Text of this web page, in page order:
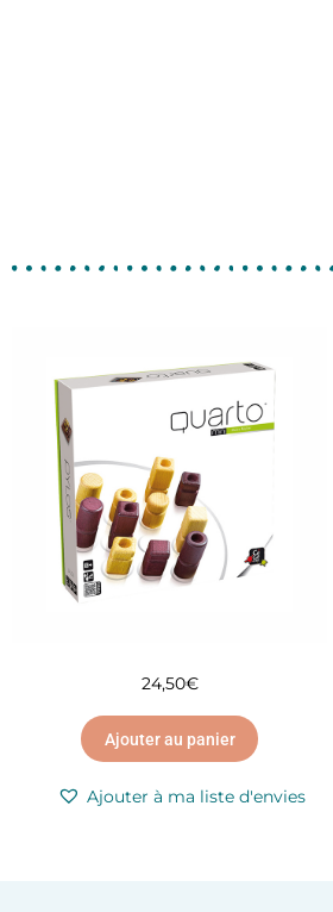
24,50€
Ajouter au panier
Ajouter à ma liste d'envies